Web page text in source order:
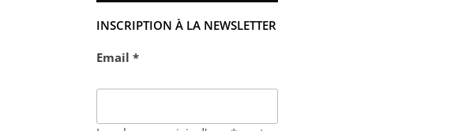
INSCRIPTION À LA NEWSLETTER
Email *